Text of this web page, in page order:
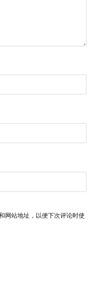
网站地址，以便下次评论时使